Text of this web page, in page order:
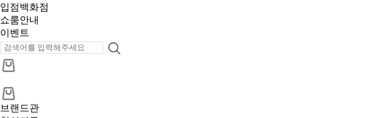
입점백화점
쇼룸안내
이벤트
브랜드관